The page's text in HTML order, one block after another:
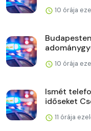
10 órája
10 órája
Ismét
időseket
11 órája